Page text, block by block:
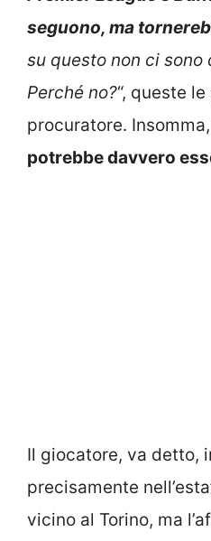
seguono, ma
su questo non ci sono
Perché no?“, queste
procuratore. Insomma,
potrebbe davvero
Il giocatore, va detto,
precisamente
vicino al Torino, ma